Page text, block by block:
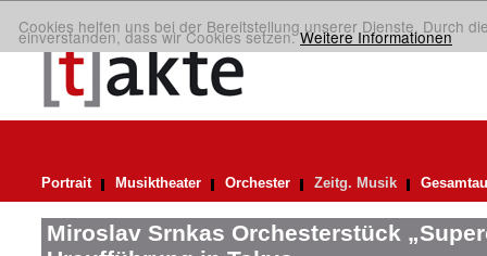
Cookies helfen uns bei der Bereitstellung unserer Dienste. Durch
einverstanden, dass wir Cookies setzen.Weitere Informationen
Portrait Musiktheater Orchester Zeitg. Musik
Miroslav Srnkas Orchesterstück